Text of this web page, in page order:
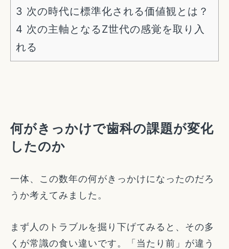
3 次の時代に標準化される価値観とは？
4 次の主軸となるZ世代の感覚を取り入
れる
何がきっかけで歯科の課題が変化
したのか
一体、この数年の何がきっかけになったのだろ
うか考えてみました。
まず人のトラブルを掘り下げてみると、その多
くが常識の食い違いです。「当たり前」が違う